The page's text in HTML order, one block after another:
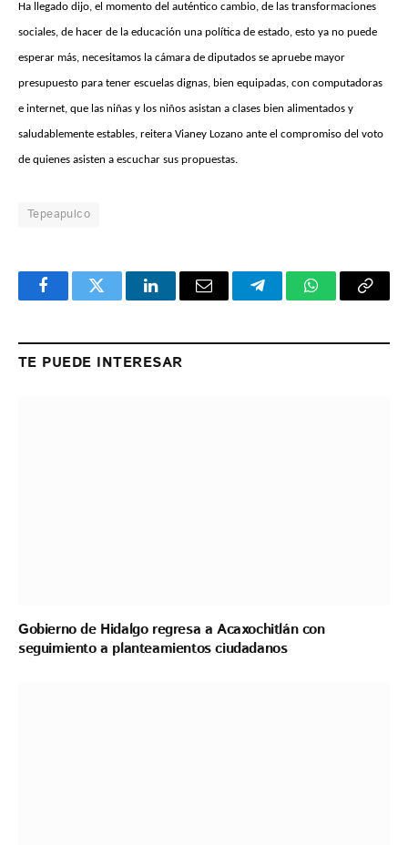
Ha llegado dijo, el momento del auténtico cambio, de las transformaciones
sociales, de hacer de la educación una política de estado, esto ya no puede
esperar más, necesitamos la cámara de diputados se apruebe mayor
presupuesto para tener escuelas dignas, bien equipadas, con computadoras
e internet, que las niñas y los niños asistan a clases bien alimentados y
saludablemente estables, reitera Vianey Lozano ante el compromiso del voto
de quienes asisten a escuchar sus propuestas.
Tepeapulco
FacebookTwitter LinkedInEmail TelegramWhatsApp
Copy
TE PUEDE INTERESAR
Gobierno de Hidalgo regresa a Acaxochitlán con
seguimiento a planteamientos ciudadanos